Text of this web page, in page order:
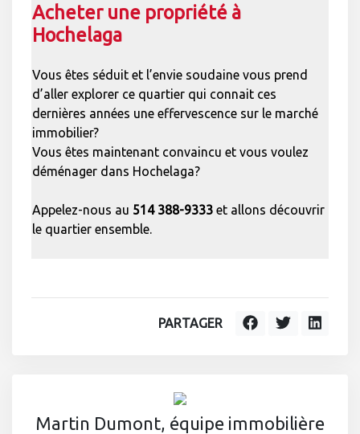
Acheter une propriété à
Hochelaga
Vous êtes séduit et l’envie soudaine vous prend
d’aller explorer ce quartier qui connait ces
dernières années une effervescence sur le marché
immobilier?
Vous êtes maintenant convaincu et vous voulez
déménager dans Hochelaga?
Appelez-nous au 514 388-9333 et allons découvrir
le quartier ensemble.
PARTAGER
Martin Dumont, équipe immobilière